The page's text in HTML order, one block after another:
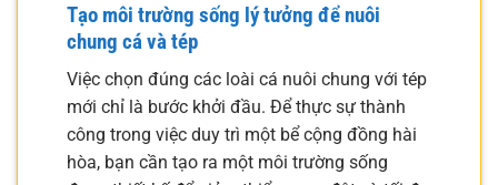
Tạo môi trường sống lý tưởng để nuôi
chung cá và tép
Việc chọn đúng các loài cá nuôi chung với tép
mới chỉ là bước khởi đầu. Để thực sự thành
công trong việc duy trì một bể cộng đồng hài
hòa, bạn cần tạo ra một môi trường sống